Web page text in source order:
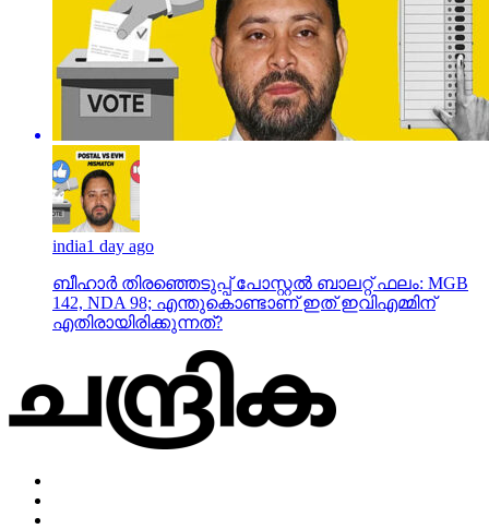
india1 day ago
ബീഹാർ തിരഞ്ഞെടുപ്പ് പോസ്റ്റൽ ബാലറ്റ് ഫലം: MGB
142, NDA 98; എന്തുകൊണ്ടാണ് ഇത് ഇവിഎമ്മിന്
എതിരായിരിക്കുന്നത്?